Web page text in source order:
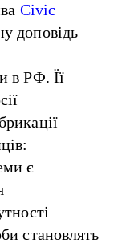
Civic
доповідь
в РФ. Її
є
становлять